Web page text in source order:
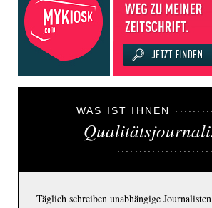
WAS IST IHNEN
Täglich schreiben unabhängige